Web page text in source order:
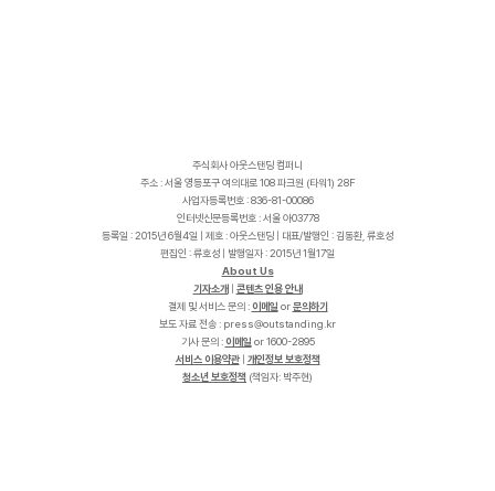
주식회사 아웃스탠딩 컴퍼니
주소 : 서울 영등포구 여의대로 108 파크원 (타워1) 28F
사업자등록번호 : 836-81-00086
인터넷신문등록번호 : 서울 아03778
등록일 : 2015년 6월4일 | 제호 : 아웃스탠딩 | 대표/발행인 : 김동환, 류호성
편집인 : 류호성 | 발행일자 : 2015년 1월17일
About Us
기자소개
콘텐츠 인용 안내
결제 및 서비스 문의 : 이메일 or문의하기
보도 자료 전송 :
r
k
.
g
n
i
d
n
a
t
s
t
u
o
@
s
s
e
r
p
기사 문의 : 이메일 or 1600-2895
서비스 이용약관| 개인정보 보호정책
청소년 보호정책 (책임자: 박주현)